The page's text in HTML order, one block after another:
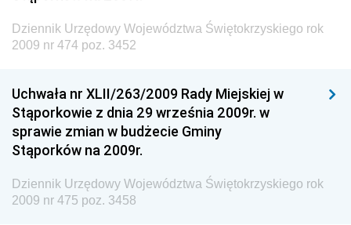
Dziennik Urzędowy Głównego Inspektoratu Ochrony
Środowiska
Dziennik Urzędowy Generalnej Dyrekcji Ochrony
Dziennik Urzędowy Ministerstwa Administracji,
Gospodarki Terenowej i Ochrony Środowiska
Dziennik Urzędowy Ministerstwa Administracji i
Gospodarki Przestrzennej
Dziennik Urzędowy Unii Europejskiej, L
Dziennik Urzędowy Województwa Świętokrzyskiego rok
2009 nr 474 poz. 3452
Uchwała nr XLII/263/2009 Rady Miejskiej w
Stąporkowie z dnia 29 września 2009r. w
sprawie zmian w budżecie Gminy
Stąporków na 2009r.
Dziennik Urzędowy Województwa Świętokrzyskiego rok
2009 nr 475 poz. 3458